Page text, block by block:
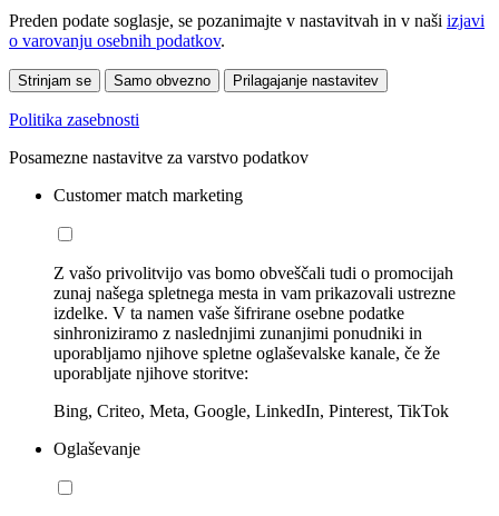
Preden podate soglasje, se pozanimajte v nastavitvah in v naši izjavi
o varovanju osebnih podatkov.
Strinjam se Samo obvezno Prilagajanje nastavitev
Politika zasebnosti
Posamezne nastavitve za varstvo podatkov
Customer match marketing
Z vašo privolitvijo vas bomo obveščali tudi o promocijah
zunaj našega spletnega mesta in vam prikazovali ustrezne
izdelke. V ta namen vaše šifrirane osebne podatke
sinhroniziramo z naslednjimi zunanjimi ponudniki in
uporabljamo njihove spletne oglaševalske kanale, če že
uporabljate njihove storitve:
Bing, Criteo, Meta, Google, LinkedIn, Pinterest, TikTok
Oglaševanje